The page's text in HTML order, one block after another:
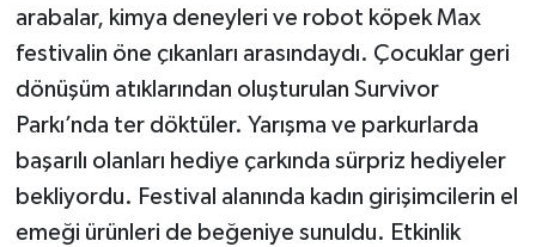
arabalar, kimya deneyleri ve robot köpek Max
festivalin öne çıkanları arasındaydı. Çocuklar geri
dönüşüm atıklarından oluşturulan Survivor
Parkı’nda ter döktüler. Yarışma ve parkurlarda
başarılı olanları hediye çarkında sürpriz hediyeler
bekliyordu. Festival alanında kadın girişimcilerin el
emeği ürünleri de beğeniye sunuldu. Etkinlik